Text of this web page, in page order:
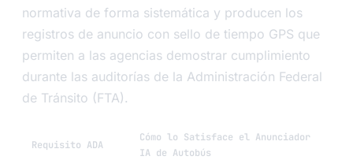
normativa de forma sistemática y producen los
registros de anuncio con sello de tiempo GPS que
permiten a las agencias demostrar cumplimiento
durante las auditorías de la Administración Federal
de Tránsito (FTA).
Requisito ADA
Cómo lo Satisface el Anunciador
IA de Autobús